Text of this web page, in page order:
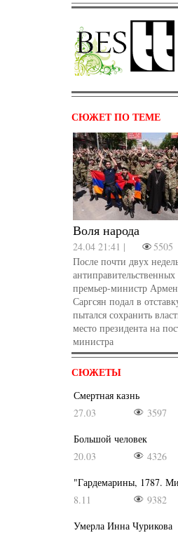
СЮЖЕТ ПО ТЕМЕ
Воля народа
24.04 21:41 | 5505
После почти двух
премьер-министр
Саргсян подал в
пытался сохранить
место президента на
министра
СЮЖЕТЫ
Смертная казнь
27.03
3597
Большой человек
20.03
4326
"Гардемарины, 1787.
8.11
9382
Умерла Инна Чурикова